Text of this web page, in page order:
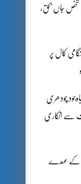
شخص جاں بحق،
کال پر
چودھری
سے انکاری
کے عہدے